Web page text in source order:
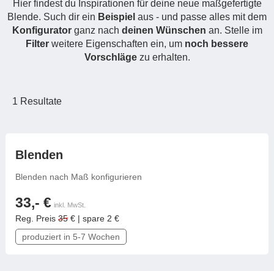
Massivholzschrank
Schuhschrank
Hängeschrank
Hängeboard
Kommode
TV-Möbel
Sideboard
Badezimmerschrank
Badregal
Spiegelschrank
Doppelbett
Polstermöbel
Sofa
Outdoor-
Küche
Outdoorküche
Hier findest du Inspirationen für deine neue maßgefertigte
Blende. Such dir ein Beispiel aus - und passe alles mit dem
Konfiguratorganz nach deinen Wünschen an. Stelle im
Filter weitere Eigenschaften ein, um noch bessere
Vorschlägezu erhalten.
1 Resultate
Blenden
Blenden nach Maß konfigurieren
33,- € inkl. MwSt.
Reg. Preis 35 € | spare 2 €
produziert in 5-7 Wochen
Fronten renovieren
Für Dachschrägen
Schiebetüren
Sideboards
White Living